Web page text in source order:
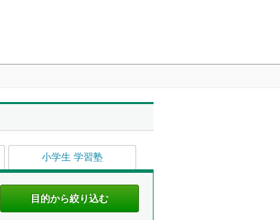
小学生 学習塾